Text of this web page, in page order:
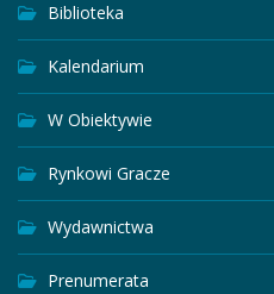
Biblioteka
Kalendarium
W Obiektywie
Rynkowi Gracze
Wydawnictwa
Prenumerata